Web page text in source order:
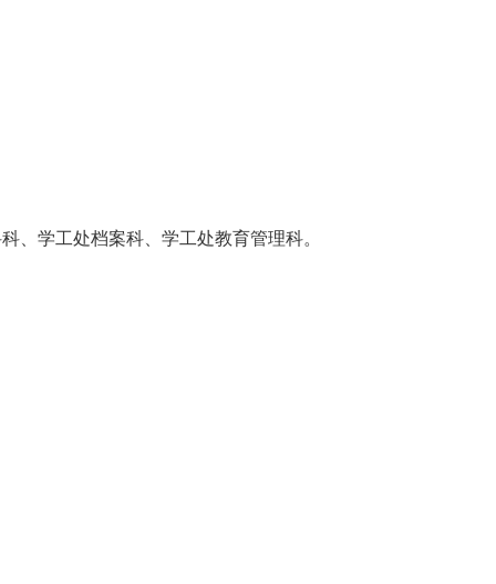
、学工处档案科、学工处教育管理科。